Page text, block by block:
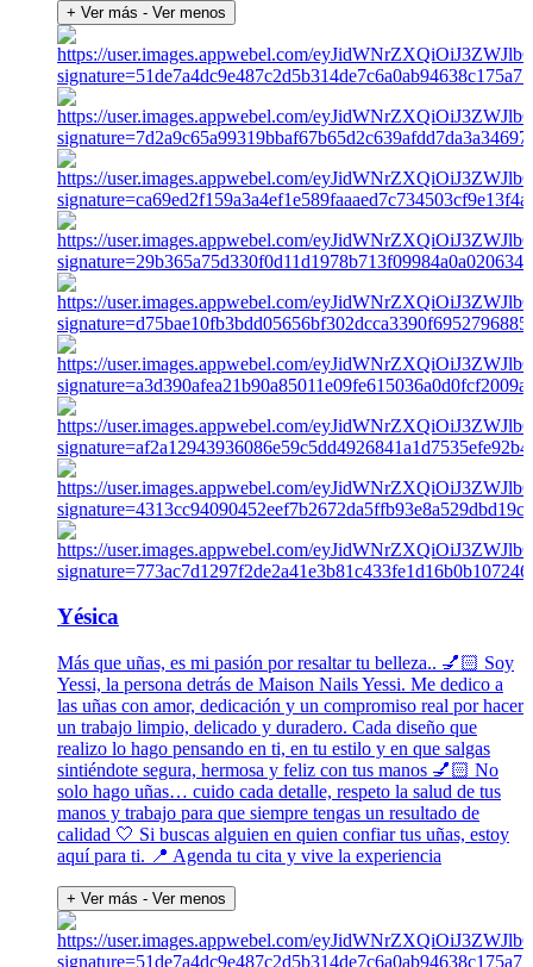
+ Ver más - Ver menos
Yésica
Más que uñas, es mi pasión por resaltar tu belleza.. 💅🏻 Soy
Yessi, la persona detrás de Maison Nails Yessi. Me dedico a
las uñas con amor, dedicación y un compromiso real por hacer
un trabajo limpio, delicado y duradero. Cada diseño que
realizo lo hago pensando en ti, en tu estilo y en que salgas
sintiéndote segura, hermosa y feliz con tus manos 💅🏻 No
solo hago uñas… cuido cada detalle, respeto la salud de tus
manos y trabajo para que siempre tengas un resultado de
calidad 🤍 Si buscas alguien en quien confiar tus uñas, estoy
aquí para ti. 📍 Agenda tu cita y vive la experiencia
+ Ver más - Ver menos